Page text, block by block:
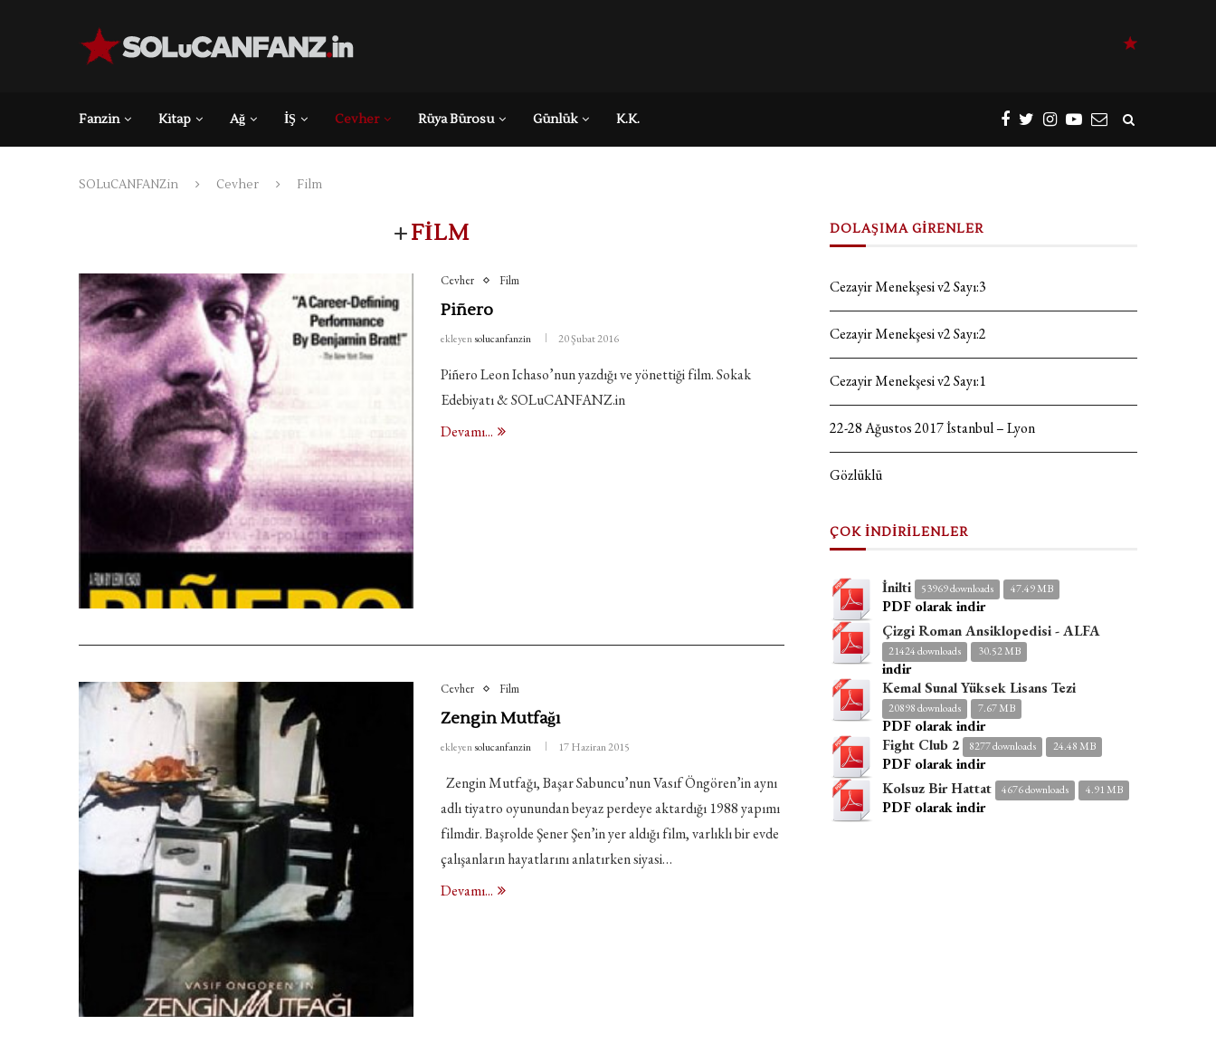
Fanzin Kitap Ağ İŞ Cevher Rüya Bürosu Günlük K.K.
SOLuCANFANZin Cevher Film
+FILM
Cevher Film
Piñero
ekleyensolucanfanzin 20 Şubat 2016
Piñero Leon Ichaso’nun yazdığı ve yönettiği film. Sokak
Edebiyatı & SOLuCANFANZ.in
Devamı...
Cevher Film
Zengin Mutfağı
ekleyensolucanfanzin 17 Haziran 2015
Zengin Mutfağı, Başar Sabuncu’nun Vasıf Öngören’in aynı
adlı tiyatro oyunundan beyaz perdeye aktardığı 1988 yapımı
filmdir. Başrolde Şener Şen’in yer aldığı film, varlıklı bir evde
çalışanların hayatlarını anlatırken siyasi…
Devamı...
DOLAŞIMA GİRENLER
Cezayir Menekşesi v2 Sayı:3
Cezayir Menekşesi v2 Sayı:2
Cezayir Menekşesi v2 Sayı:1
22-28 Ağustos 2017 İstanbul – Lyon
Gözlüklü
ÇOK İNDİRİLENLER
İnilti 53969 downloads 47.49 MB
PDF olarak indir
Çizgi Roman Ansiklopedisi - ALFA
21424 downloads 30.52 MB
indir
Kemal Sunal Yüksek Lisans Tezi
20898 downloads 7.67 MB
PDF olarak indir
Fight Club 2
8277 downloads 24.48 MB
PDF olarak indir
Kolsuz Bir Hattat
4676 downloads 4.91 MB
PDF olarak indir